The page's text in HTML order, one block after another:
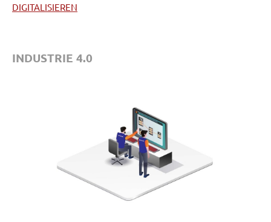
DIGITALISIEREN
INDUSTRIE 4.0